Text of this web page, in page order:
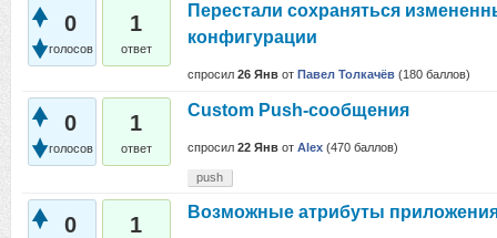
0
голосов
1
ответ
Перестали сохраняться
конфигурации
спросил 26 Янв от Павел Толкачёв (180 баллов)
0
голосов
1
ответ
Custom Push-сообщения
спросил 22 Янв от Alex (470 баллов)
push
0 1
Возможные атрибуты